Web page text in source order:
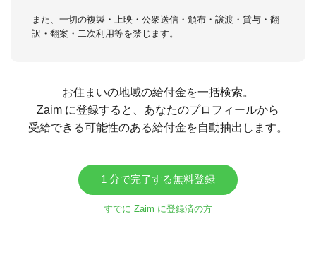
また、一切の複製・上映・公衆送信・頒布・譲渡・貸与・翻
訳・翻案・二次利用等を禁じます。
お住まいの地域の給付金を一括検索。
Zaim に登録すると、あなたのプロフィールから
受給できる可能性のある給付金を自動抽出します。
1 分で完了する無料登録
すでに Zaim に登録済の方